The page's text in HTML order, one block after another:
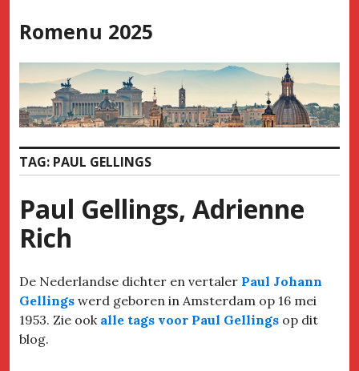
to
Romenu 2025
TAG: PAUL GELLINGS
Paul Gellings, Adrienne
Rich
De Nederlandse dichter en vertaler Paul Johann
Gellings werd geboren in Amsterdam op 16 mei
1953. Zie ook alle tags voor Paul Gellings op dit
blog.